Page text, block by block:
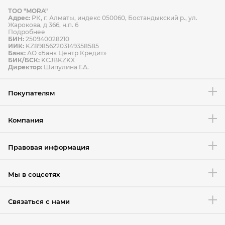
Способы оплаты Способы доставки
Условия возврата товара
ТОО "MORA"
Адрес: РК, г. Алматы, индекс 050060, Бостандыкский р., ул.
Жарокова, д 366, н.п. 6
Подробнее
БИН: 250940028210
ИИК: KZ898562203149358585
Банк: АО «Банк Центр Кредит»
БИК/БСК: KCJBKZKX
Директор: Шипулина Г.А.
Покупателям
Компания
Правовая информация
Мы в соцсетях
Связаться с нами